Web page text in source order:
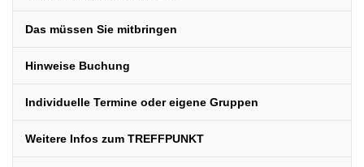
Das müssen Sie mitbringen
Hinweise Buchung
Individuelle Termine oder eigene Gruppen
Weitere Infos zum TREFFPUNKT